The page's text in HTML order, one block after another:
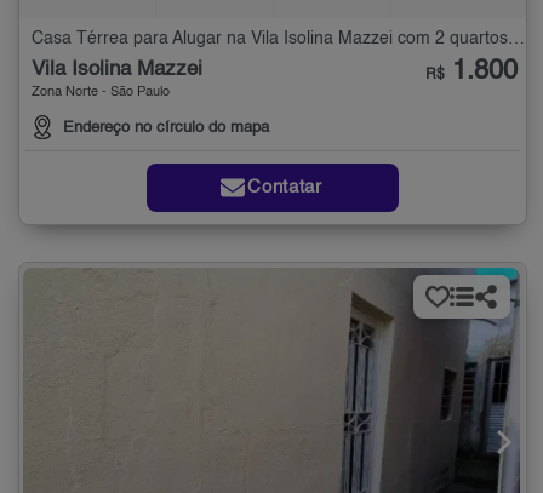
Vila Isolina Mazzei
Zona Norte - São Paulo
Endereço no círculo do mapa
R$ 1.800
Contatar